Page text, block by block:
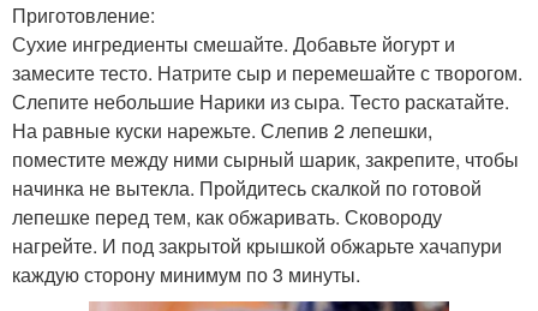
Приготовление:
Сухие ингредиенты смешайте. Добавьте йогурт и
замесите тесто. Натрите сыр и перемешайте с творогом.
Слепите небольшие Нарики из сыра. Тесто раскатайте.
На равные куски нарежьте. Слепив 2 лепешки,
поместите между ними сырный шарик, закрепите, чтобы
начинка не вытекла. Пройдитесь скалкой по готовой
лепешке перед тем, как обжаривать. Сковороду
нагрейте. И под закрытой крышкой обжарьте хачапури
каждую сторону минимум по 3 минуты.